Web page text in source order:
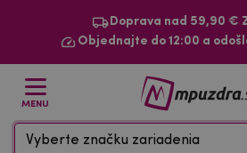
Doprava nad 59,90 €
Objednajte do 12:00 a
MENU
Vyberte značku zariadenia